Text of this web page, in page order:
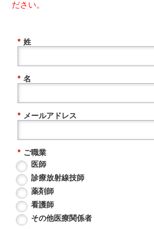
ださい。
* 姓
* 名
* メールアドレス
* ご職業
医師
診療放射線技師
薬剤師
看護師
その他医療関係者